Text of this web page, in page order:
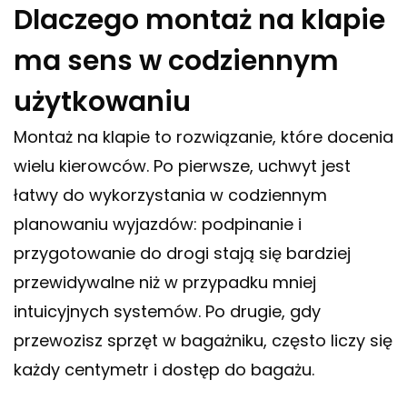
Dlaczego montaż na klapie
ma sens w codziennym
użytkowaniu
Montaż na klapie to rozwiązanie, które docenia
wielu kierowców. Po pierwsze, uchwyt jest
łatwy do wykorzystania w codziennym
planowaniu wyjazdów: podpinanie i
przygotowanie do drogi stają się bardziej
przewidywalne niż w przypadku mniej
intuicyjnych systemów. Po drugie, gdy
przewozisz sprzęt w bagażniku, często liczy się
każdy centymetr i dostęp do bagażu.